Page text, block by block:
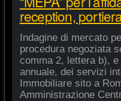
reception,
Indagine di mercato
procedura negoziata
comma 2, lettera b),
annuale, dei servizi
Immobiliare sito a
Amministrazione